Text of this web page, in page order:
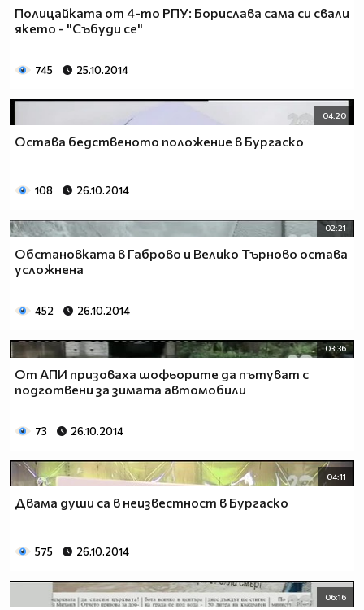
Полицайката от 4-то РПУ: Борислава сама си свали
якето - "Събуди се"
745 25.10.2014
04:20
Остава бедственото положение в Бургаско
108 26.10.2014
02:21
Обстановката в Габрово и Велико Търново остава
усложнена
452 26.10.2014
03:36
От АПИ призоваха шофьорите да пътуват с
подготвени за зимата автомобили
73 26.10.2014
04:11
Двама души са в неизвестност в Бургаско
575 26.10.2014
06:16